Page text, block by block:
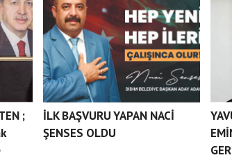
;
İLK BAŞVURU YAPAN NACİ
ŞENSES OLDU